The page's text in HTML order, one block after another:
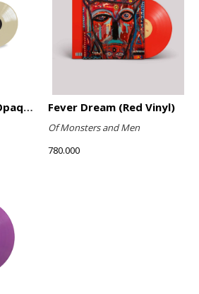
Rising Down (Bone Opaque Vinyl) Fever Dream (Red Vinyl)
Of Monsters and Men
780.000